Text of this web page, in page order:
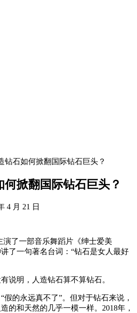
钻石如何掀翻国际钻石巨头？
何掀翻国际钻石巨头？
4 月 21 日
演了一部音乐舞蹈片《绅士爱美
了一句著名台词：“钻石是女人最好
说明，人造钻石算不算钻石。
假的永远真不了”。但对于钻石来说，
的和天然的几乎一模一样。2018年，